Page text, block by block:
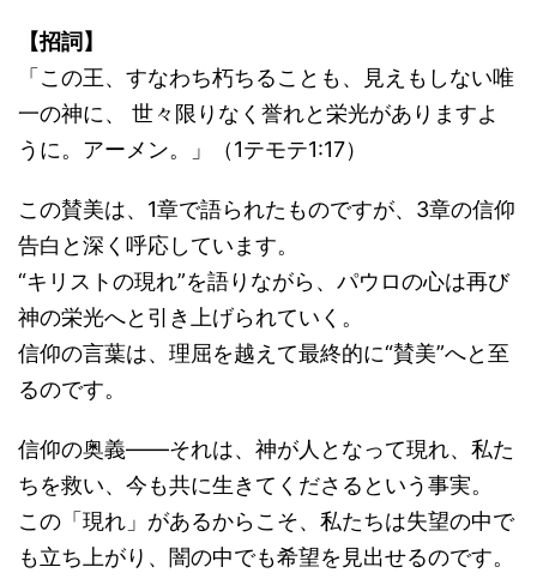
【招詞】
「この王、すなわち朽ちることも、見えもしない唯
一の神に、 世々限りなく誉れと栄光がありますよ
うに。アーメン。」（1テモテ1:17）
この賛美は、1章で語られたものですが、3章の信仰
告白と深く呼応しています。
“キリストの現れ”を語りながら、パウロの心は再び
神の栄光へと引き上げられていく。
信仰の言葉は、理屈を越えて最終的に“賛美”へと至
るのです。
信仰の奥義――それは、神が人となって現れ、私た
ちを救い、今も共に生きてくださるという事実。
この「現れ」があるからこそ、私たちは失望の中で
も立ち上がり、闇の中でも希望を見出せるのです。